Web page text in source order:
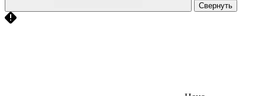
Свернуть